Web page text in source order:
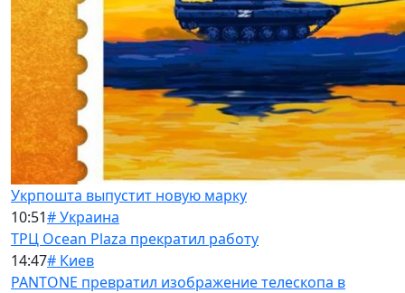
Укрпошта выпустит новую марку
10:51# Украина
ТРЦ Ocean Plaza прекратил работу
14:47# Киев
PANTONE превратил изображение телескопа в